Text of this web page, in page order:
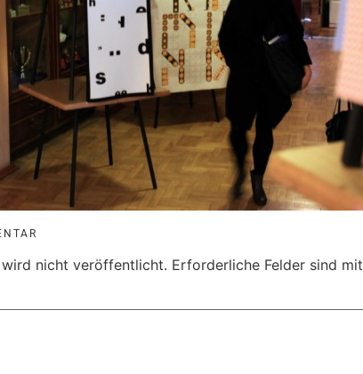
nicht veröffentlicht. Erforderliche Felder sind mit